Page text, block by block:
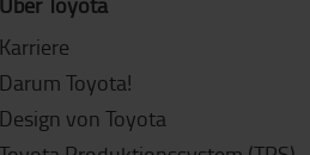
Karriere
Darum Toyota!
Design von Toyota